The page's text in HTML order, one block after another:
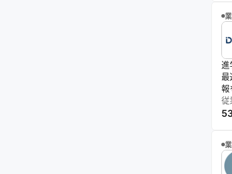
進
最
報
従